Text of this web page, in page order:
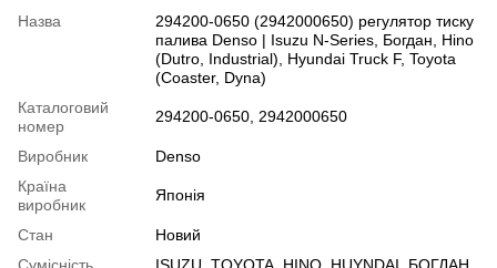
Назва
294200-0650 (2942000650) регулятор тиску
палива Denso | Isuzu N-Series, Богдан, Hino
(Dutro, Industrial), Hyundai Truck F, Toyota
(Coaster, Dyna)
Каталоговий
номер
294200-0650, 2942000650
Виробник
Denso
Країна
виробник
Японія
Стан
Новий
Сумісність
ISUZU, TOYOTA, HINO, HUYNDAI, БОГДАН,